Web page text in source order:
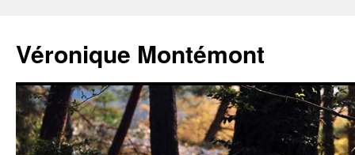
contenu
Véronique Montémont